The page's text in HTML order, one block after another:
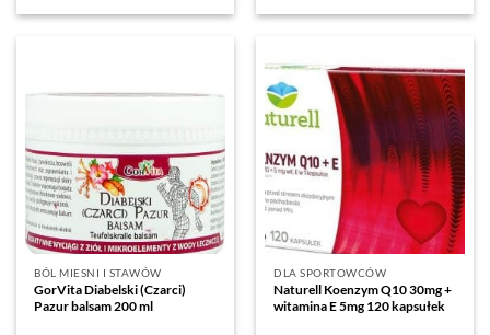
BÓL MIESNI I STAWÓW
GorVita Diabelski (Czarci)
Pazur balsam 200 ml
DLA SPORTOWCÓW
Naturell Koenzym Q10 30mg +
witamina E 5mg 120 kapsułek